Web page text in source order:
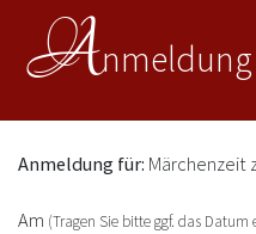
A
Anmeldung für: Märchenzeit
Am (Tragen Sie bitte ggf. das Datum